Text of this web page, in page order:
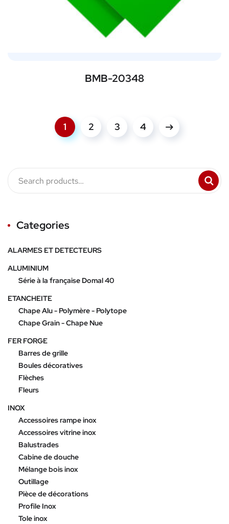
BMB-20348
1 2 3 4
Categories
ALARMES ET DETECTEURS
ALUMINIUM
Série à la française Domal 40
ETANCHEITE
Chape Alu - Polymère - Polytope
Chape Grain - Chape Nue
FER FORGE
Barres de grille
Boules décoratives
Flèches
Fleurs
INOX
Accessoires rampe inox
Accessoires vitrine inox
Balustrades
Cabine de douche
Mélange bois inox
Outillage
Pièce de décorations
Profile Inox
Tole inox